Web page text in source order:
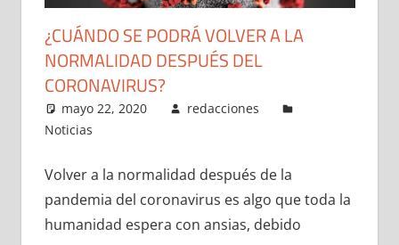
¿CUÁNDO SE PODRÁ VOLVER A LA
NORMALIDAD DESPUÉS DEL
CORONAVIRUS?
mayo 22, 2020
redacciones
Noticias
Volver a la normalidad después de la
pandemia del coronavirus es algo que toda la
humanidad espera con ansias, debido